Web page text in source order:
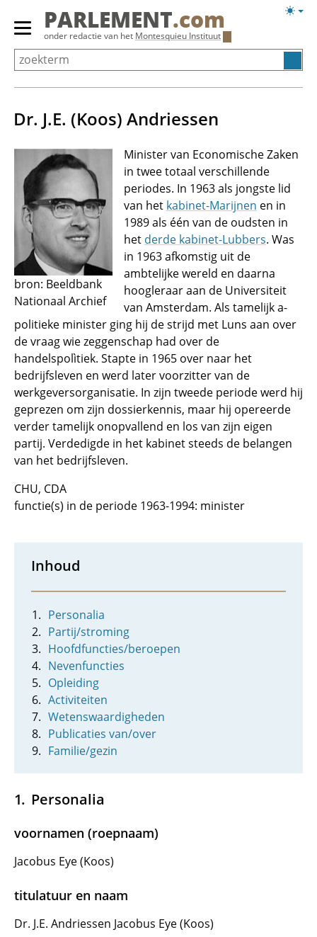
Overslaan
Primair
menu
tonen/verbergen
PARLEMENT.com
onder redactie van het Montesquieu Instituut
Dr. J.E. (Koos) Andriessen
bron: Beeldbank
Nationaal Archief
Minister van Economische Zaken
in twee totaal verschillende
periodes. In 1963 als jongste lid
van het kabinet-Marijnen en in
1989 als één van de oudsten in
het derde kabinet-Lubbers. Was
in 1963 afkomstig uit de
ambtelijke wereld en daarna
hoogleraar aan de Universiteit
van Amsterdam. Als tamelijk a-
politieke minister ging hij de strijd met Luns aan over
de vraag wie zeggenschap had over de
handelspolìtiek. Stapte in 1965 over naar het
bedrijfsleven en werd later voorzitter van de
werkgeversorganisatie. In zijn tweede periode werd hij
geprezen om zijn dossierkennis, maar hij opereerde
verder tamelijk onopvallend en los van zijn eigen
partij. Verdedigde in het kabinet steeds de belangen
van het bedrijfsleven.
CHU, CDA
functie(s) in de periode 1963-1994: minister
Inhoud
Personalia
Partij/stroming
Hoofdfuncties/beroepen
Nevenfuncties
Opleiding
Activiteiten
Wetenswaardigheden
Publicaties van/over
Familie/gezin
Personalia
voornamen (roepnaam)
Jacobus Eye (Koos)
titulatuur en naam
Dr. J.E. Andriessen Jacobus Eye (Koos)